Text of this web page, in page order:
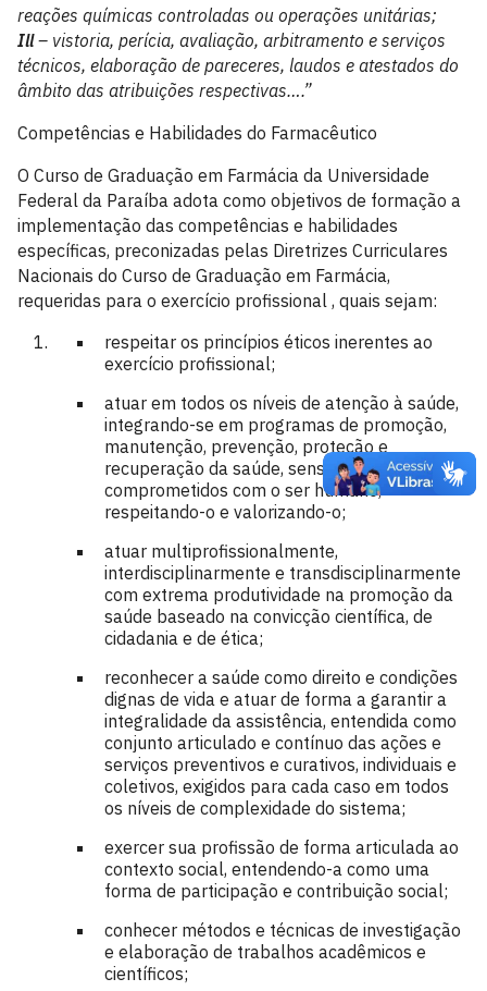
reações químicas controladas ou operações unitárias;
Ill– vistoria, perícia, avaliação, arbitramento e serviços
técnicos, elaboração de pareceres, laudos e atestados do
âmbito das atribuições respectivas….”
Competências e Habilidades do Farmacêutico
O Curso de Graduação em Farmácia da Universidade
Federal da Paraíba adota como objetivos de formação a
implementação das competências e habilidades
específicas, preconizadas pelas Diretrizes Curriculares
Nacionais do Curso de Graduação em Farmácia,
requeridas para o exercício profissional , quais sejam:
respeitar os princípios éticos inerentes ao
exercício profissional;
atuar em todos os níveis de atenção à saúde,
integrando-se em programas de promoção,
manutenção, prevenção, proteção e
recuperação da saúde, sensibilizados e
comprometidos com o ser humano,
respeitando-o e valorizando-o;
atuar multiprofissionalmente,
interdisciplinarmente e transdisciplinarmente
com extrema produtividade na promoção da
saúde baseado na convicção científica, de
cidadania e de ética;
reconhecer a saúde como direito e condições
dignas de vida e atuar de forma a garantir a
integralidade da assistência, entendida como
conjunto articulado e contínuo das ações e
serviços preventivos e curativos, individuais e
coletivos, exigidos para cada caso em todos
os níveis de complexidade do sistema;
exercer sua profissão de forma articulada ao
contexto social, entendendo-a como uma
forma de participação e contribuição social;
conhecer métodos e técnicas de investigação
e elaboração de trabalhos acadêmicos e
científicos;